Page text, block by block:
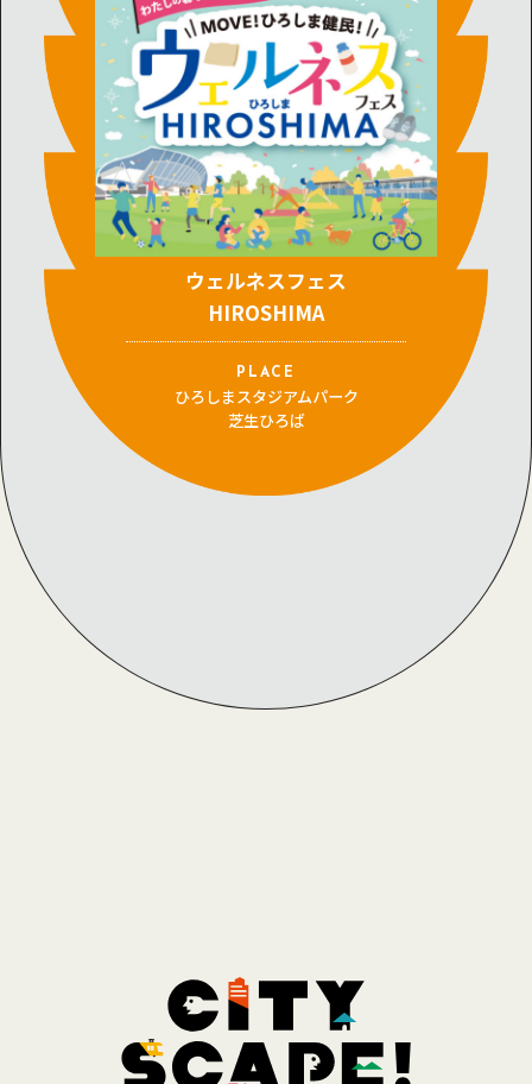
ウェルネスフェス
HIROSHIMA
PLACE
ひろしまスタジアムパーク
芝生ひろば